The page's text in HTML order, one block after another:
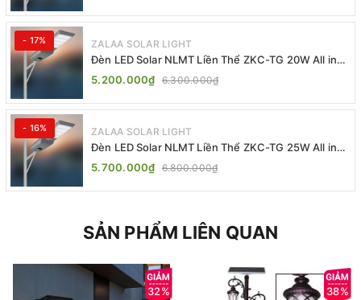
- 17% ZALAA SOLAR LIGHT
Đèn LED Solar NLMT Liền Thể ZKC-TG 20W All in
One | ZALAA Street Light
5.200.000₫ 6.300.000₫
- 16% ZALAA SOLAR LIGHT
Đèn LED Solar NLMT Liền Thể ZKC-TG 25W All in
One | ZALAA Street Light
5.700.000₫ 6.800.000₫
SẢN PHẨM LIÊN QUAN
32% 38%